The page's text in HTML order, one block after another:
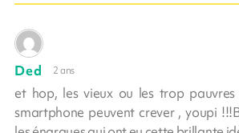
Ded 2 ans
et hop, les vieux ou les trop
smartphone peuvent crever , youpi